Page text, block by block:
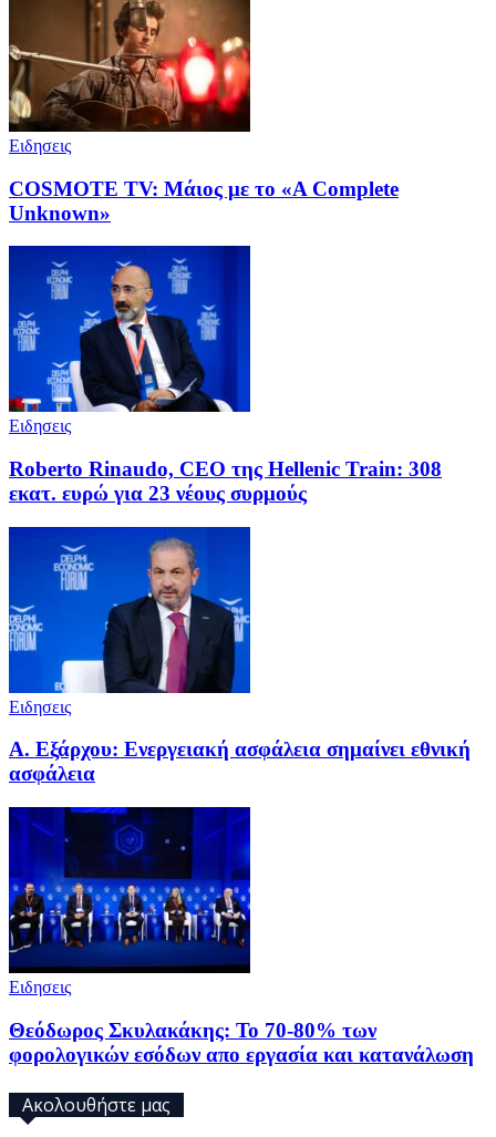
Ειδησεις
COSMOTE TV: Μάιος με το «A Complete
Unknown»
Ειδησεις
Roberto Rinaudo, CEO της Hellenic Train: 308
εκατ. ευρώ για 23 νέους συρμούς
Ειδησεις
Α. Εξάρχου: Ενεργειακή ασφάλεια σημαίνει εθνική
ασφάλεια
Ειδησεις
Θεόδωρος Σκυλακάκης: Το 70-80% των
φορολογικών εσόδων απο εργασία και κατανάλωση
Ακολουθήστε μας